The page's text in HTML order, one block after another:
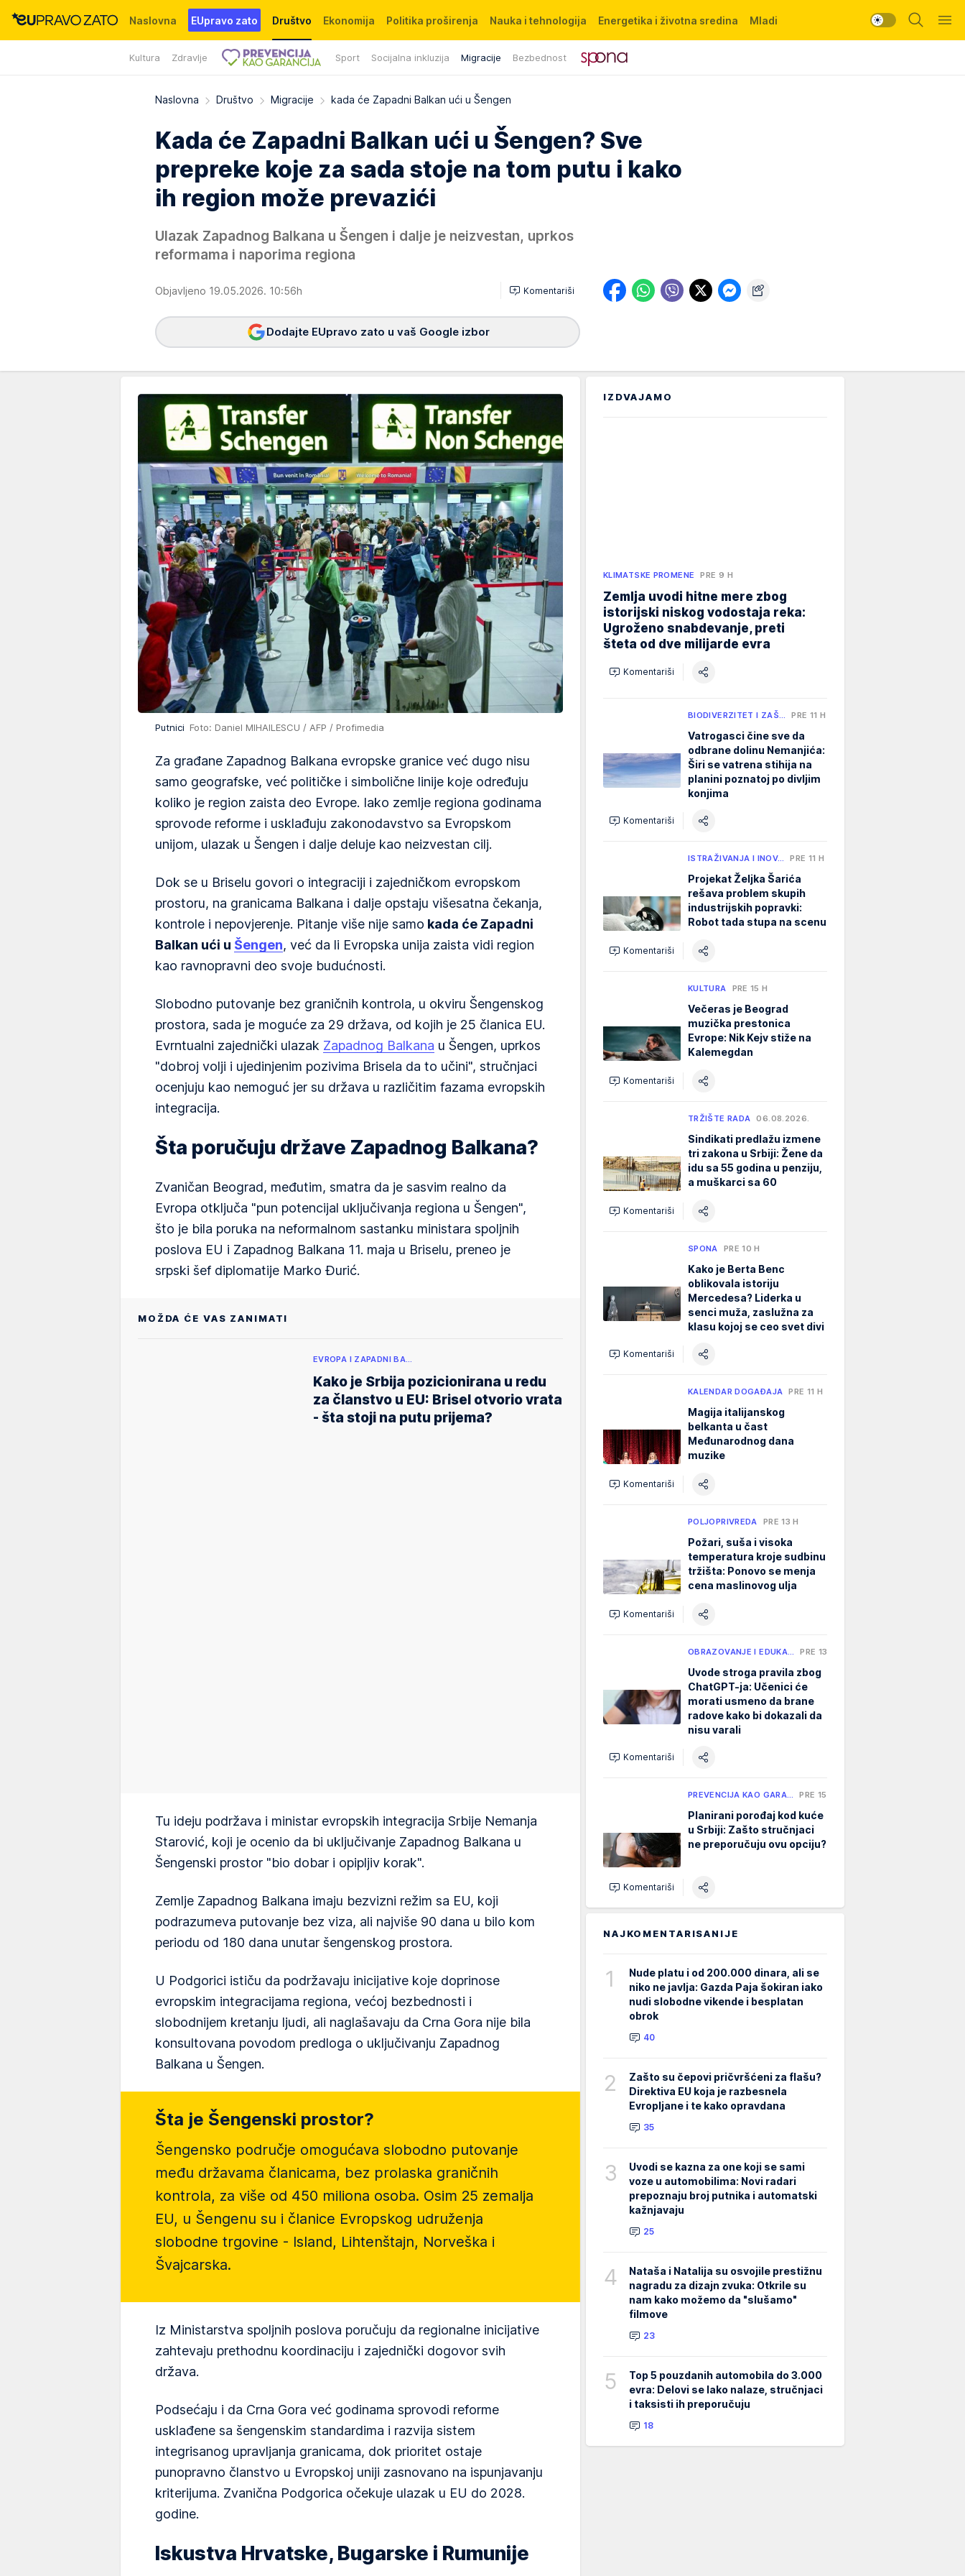
Naslovna EUpravo zato Društvo
Kultura Zdravlje Sport Socijalna inkluzija Migracije Bezbednost
Ekonomija Politika proširenja Nauka i tehnologija Energetika i životna sredina Mladi
Događaji News WMG fondacija
Naslovna Društvo Migracije kada će Zapadni Balkan ući u Šengen
Kada će Zapadni Balkan ući u Šengen? Sve
prepreke koje za sada stoje na tom putu i kako
ih region može prevazići
Ulazak Zapadnog Balkana u Šengen i dalje je neizvestan, uprkos
reformama i naporima regiona
Objavljeno 19.05.2026. 10:56h Komentariši
Dodajte EUpravo zato u vaš Google izbor
Putnici Foto: Daniel MIHAILESCU / AFP / Profimedia
Za građane Zapadnog Balkana evropske granice već dugo nisu
samo geografske, već političke i simbolične linije koje određuju
koliko je region zaista deo Evrope. Iako zemlje regiona godinama
sprovode reforme i usklađuju zakonodavstvo sa Evropskom
unijom, ulazak u Šengen i dalje deluje kao neizvestan cilj.
Dok se u Briselu govori o integraciji i zajedničkom evropskom
prostoru, na granicama Balkana i dalje opstaju višesatna čekanja,
kontrole i nepovjerenje. Pitanje više nije samo kada će Zapadni
Balkan ući u Šengen, već da li Evropska unija zaista vidi region
kao ravnopravni deo svoje budućnosti.
Slobodno putovanje bez graničnih kontrola, u okviru Šengenskog
prostora, sada je moguće za 29 država, od kojih je 25 članica EU.
Evrntualni zajednički ulazak Zapadnog Balkana u Šengen, uprkos
"dobroj volji i ujedinjenim pozivima Brisela da to učini", stručnjaci
ocenjuju kao nemoguć jer su država u različitim fazama evropskih
integracija.
Šta poručuju države Zapadnog Balkana?
Zvaničan Beograd, međutim, smatra da je sasvim realno da
Evropa otključa "pun potencijal uključivanja regiona u Šengen",
što je bila poruka na neformalnom sastanku ministara spoljnih
poslova EU i Zapadnog Balkana 11. maja u Briselu, preneo je
srpski šef diplomatije Marko Đurić.
MOŽDA ĆE VAS ZANIMATI
EVROPA I ZAPADNI BA…
Kako je Srbija pozicionirana u redu
za članstvo u EU: Brisel otvorio vrata
- šta stoji na putu prijema?
Tu ideju podržava i ministar evropskih integracija Srbije Nemanja
Starović, koji je ocenio da bi uključivanje Zapadnog Balkana u
Šengenski prostor "bio dobar i opipljiv korak".
Zemlje Zapadnog Balkana imaju bezvizni režim sa EU, koji
podrazumeva putovanje bez viza, ali najviše 90 dana u bilo kom
periodu od 180 dana unutar šengenskog prostora.
U Podgorici ističu da podržavaju inicijative koje doprinose
evropskim integracijama regiona, većoj bezbednosti i
slobodnijem kretanju ljudi, ali naglašavaju da Crna Gora nije bila
konsultovana povodom predloga o uključivanju Zapadnog
Balkana u Šengen.
Šta je Šengenski prostor?
Šengensko područje omogućava slobodno putovanje
među državama članicama, bez prolaska graničnih
kontrola, za više od 450 miliona osoba. Osim 25 zemalja
EU, u Šengenu su i članice Evropskog udruženja
slobodne trgovine - Island, Lihtenštajn, Norveška i
Švajcarska.
Iz Ministarstva spoljnih poslova poručuju da regionalne inicijative
zahtevaju prethodnu koordinaciju i zajednički dogovor svih
država.
Podsećaju i da Crna Gora već godinama sprovodi reforme
usklađene sa šengenskim standardima i razvija sistem
integrisanog upravljanja granicama, dok prioritet ostaje
punopravno članstvo u Evropskoj uniji zasnovano na ispunjavanju
kriterijuma. Zvanična Podgorica očekuje ulazak u EU do 2028.
godine.
Iskustva Hrvatske, Bugarske i Rumunije
IZDVAJAMO
KLIMATSKE PROMENE PRE 9 H
Zemlja uvodi hitne mere zbog
istorijski niskog vodostaja reka:
Ugroženo snabdevanje, preti
šteta od dve milijarde evra
Komentariši
BIODIVERZITET I ZAŠ… PRE 11 H
Vatrogasci čine sve da
odbrane dolinu Nemanjića:
Širi se vatrena stihija na
planini poznatoj po divljim
konjima
Komentariši
ISTRAŽIVANJA I INOV… PRE 11 H
Projekat Željka Šarića
rešava problem skupih
industrijskih popravki:
Robot tada stupa na scenu
Komentariši
KULTURA PRE 15 H
Večeras je Beograd
muzička prestonica
Evrope: Nik Kejv stiže na
Kalemegdan
Komentariši
TRŽIŠTE RADA 06.08.2026.
Sindikati predlažu izmene
tri zakona u Srbiji: Žene da
idu sa 55 godina u penziju,
a muškarci sa 60
Komentariši
SPONA PRE 10 H
Kako je Berta Benc
oblikovala istoriju
Mercedesa? Liderka u
senci muža, zaslužna za
klasu kojoj se ceo svet divi
Komentariši
KALENDAR DOGAĐAJA PRE 11 H
Magija italijanskog
belkanta u čast
Međunarodnog dana
muzike
Komentariši
POLJOPRIVREDA PRE 13 H
Požari, suša i visoka
temperatura kroje sudbinu
tržišta: Ponovo se menja
cena maslinovog ulja
Komentariši
OBRAZOVANJE I EDUKA… PRE 13 H
Uvode stroga pravila zbog
ChatGPT-ja: Učenici će
morati usmeno da brane
radove kako bi dokazali da
nisu varali
Komentariši
PREVENCIJA KAO GARA… PRE 15 H
Planirani porođaj kod kuće
u Srbiji: Zašto stručnjaci
ne preporučuju ovu opciju?
Komentariši
NAJKOMENTARISANIJE
1
Nude platu i od 200.000 dinara, ali se
niko ne javlja: Gazda Paja šokiran iako
nudi slobodne vikende i besplatan
obrok
40
2
Zašto su čepovi pričvršćeni za flašu?
Direktiva EU koja je razbesnela
Evropljane i te kako opravdana
35
3
Uvodi se kazna za one koji se sami
voze u automobilima: Novi radari
prepoznaju broj putnika i automatski
kažnjavaju
25
4
Nataša i Natalija su osvojile prestižnu
nagradu za dizajn zvuka: Otkrile su
nam kako možemo da "slušamo"
filmove
23
5
Top 5 pouzdanih automobila do 3.000
evra: Delovi se lako nalaze, stručnjaci
i taksisti ih preporučuju
18